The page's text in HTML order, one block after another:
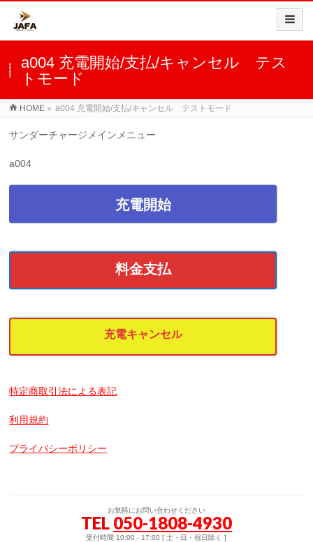
a004 充電開始/支払/キャンセル テス
トモード
HOME » a004 充電開始/支払/キャンセル テストモード
サンダーチャージメインメニュー
a004
充電開始
料金支払
充電キャンセル
特定商取引法による表記
利用規約
プライバシーポリシー
お気軽にお問い合わせください
TEL 050-1808-4930
受付時間 10:00 - 17:00 [ 土・日・祝日除く ]